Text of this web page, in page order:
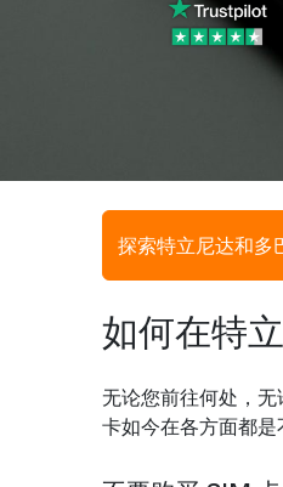
探索特立尼达和多
如何在特
无论您前往何处，
卡如今在各方面都是